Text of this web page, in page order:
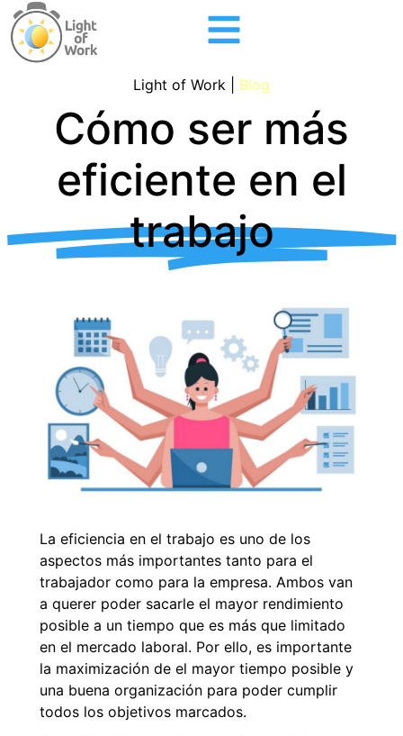
Light of Work | Blog
Cómo ser más
eficiente en el
trabajo
La eficiencia en el trabajo es uno de los
aspectos más importantes tanto para el
trabajador como para la empresa. Ambos van
a querer poder sacarle el mayor rendimiento
posible a un tiempo que es más que limitado
en el mercado laboral. Por ello, es importante
la maximización de el mayor tiempo posible y
una buena organización para poder cumplir
todos los objetivos marcados.